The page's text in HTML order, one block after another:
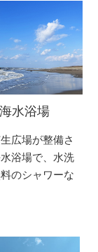
水浴場
広場が整備さ
浴場で、水洗
料のシャワーな